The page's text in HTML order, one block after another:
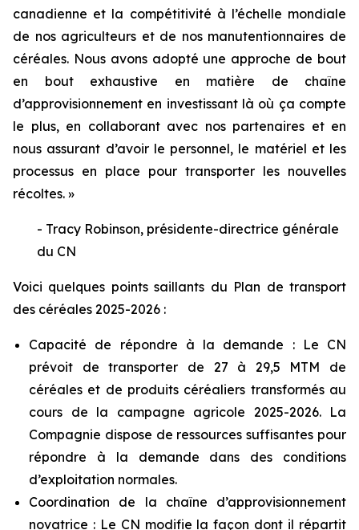
canadienne et la compétitivité à l’échelle mondiale
de nos agriculteurs et de nos manutentionnaires de
céréales. Nous avons adopté une approche de bout
en bout exhaustive en matière de chaîne
d’approvisionnement en investissant là où ça compte
le plus, en collaborant avec nos partenaires et en
nous assurant d’avoir le personnel, le matériel et les
processus en place pour transporter les nouvelles
récoltes. »
- Tracy Robinson, présidente-directrice générale
du CN
Voici quelques points saillants du Plan de transport
des céréales 2025-2026 :
Capacité de répondre à la demande : Le CN
prévoit de transporter de 27 à 29,5 MTM de
céréales et de produits céréaliers transformés au
cours de la campagne agricole 2025-2026. La
Compagnie dispose de ressources suffisantes pour
répondre à la demande dans des conditions
d’exploitation normales.
Coordination de la chaîne d’approvisionnement
novatrice : Le CN modifie la façon dont il répartit